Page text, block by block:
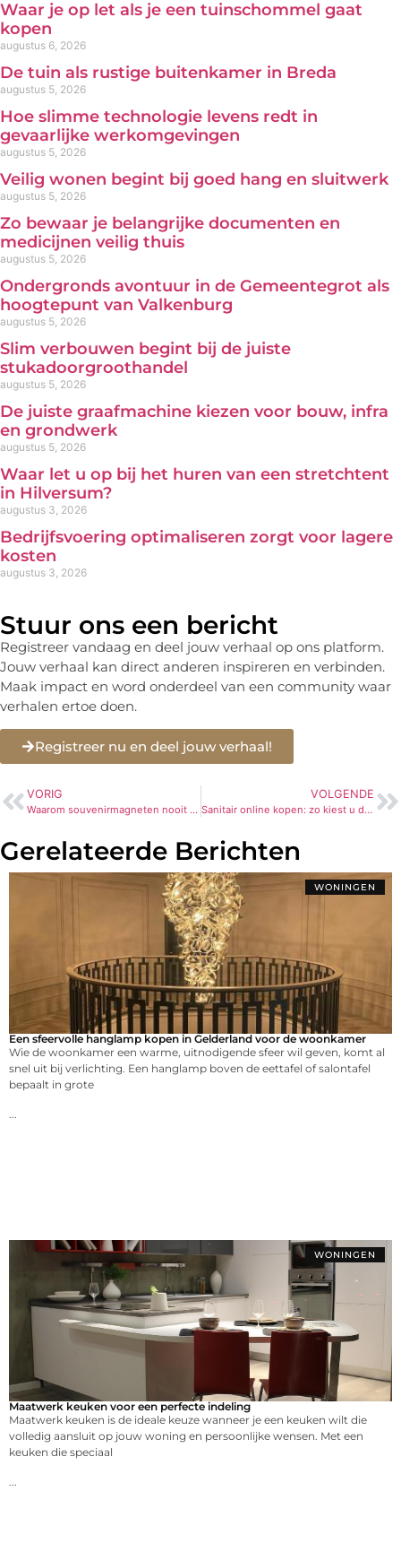
Waar je op let als je een tuinschommel gaat
kopen
augustus 6, 2026
De tuin als rustige buitenkamer in Breda
augustus 5, 2026
Hoe slimme technologie levens redt in
gevaarlijke werkomgevingen
augustus 5, 2026
Veilig wonen begint bij goed hang en sluitwerk
augustus 5, 2026
Zo bewaar je belangrijke documenten en
medicijnen veilig thuis
augustus 5, 2026
Ondergronds avontuur in de Gemeentegrot als
hoogtepunt van Valkenburg
augustus 5, 2026
Slim verbouwen begint bij de juiste
stukadoorgroothandel
augustus 5, 2026
De juiste graafmachine kiezen voor bouw, infra
en grondwerk
augustus 5, 2026
Waar let u op bij het huren van een stretchtent
in Hilversum?
augustus 3, 2026
Bedrijfsvoering optimaliseren zorgt voor lagere
kosten
augustus 3, 2026
Stuur ons een bericht
Registreer vandaag en deel jouw verhaal op ons platform.
Jouw verhaal kan direct anderen inspireren en verbinden.
Maak impact en word onderdeel van een community waar
verhalen ertoe doen.
Registreer nu en deel jouw verhaal!
VORIG
Waarom souvenirmagneten nooit uit de mode raken
VOLGENDE
Sanitair online kopen: zo kiest u de juiste doucheoplossing
Gerelateerde Berichten
WONINGEN
Een sfeervolle hanglamp kopen in Gelderland voor de woonkamer
Wie de woonkamer een warme, uitnodigende sfeer wil geven, komt al
snel uit bij verlichting. Een hanglamp boven de eettafel of salontafel
bepaalt in grote
WONINGEN
Maatwerk keuken voor een perfecte indeling
Maatwerk keuken is de ideale keuze wanneer je een keuken wilt die
volledig aansluit op jouw woning en persoonlijke wensen. Met een
keuken die speciaal